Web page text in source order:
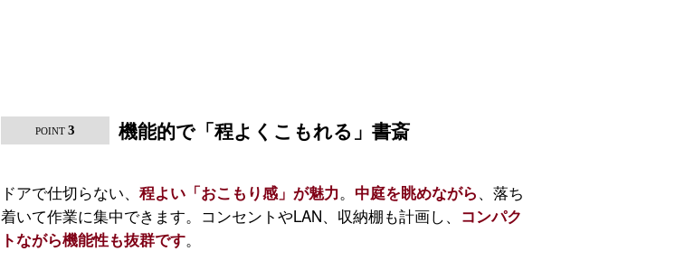
POINT 3 機能的で「程よくこもれる」書斎
ドアで仕切らない、 程よい「おこもり感」が魅力。 中庭を眺めながら、落ち
着いて作業に集中できます。コンセントやLAN、収納棚も計画し、
コンパク
トながら機能性も抜群です。